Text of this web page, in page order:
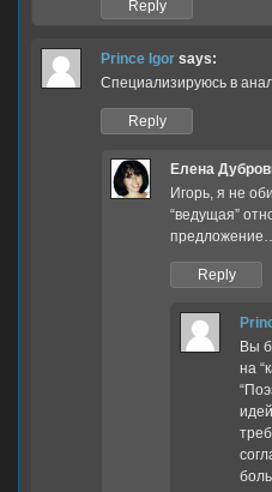
Reply
Prince Igor says:
Специализируюсь в
Reply
Елена
Игорь, я не
“ведущая”
Reply
Вы
на